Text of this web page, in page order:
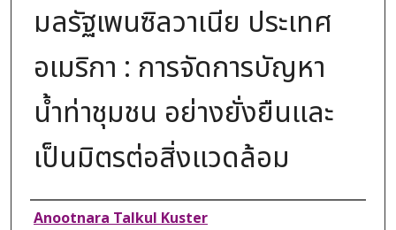
มลรัฐเพนซิลวาเนีย ประเทศ
อเมริกา : การจัดการบัญหา
น้ำท่าชุมชน อย่างยั่งยืนและ
เป็นมิตรต่อสิ่งแวดล้อม
Authors
Anootnara Talkul Kuster